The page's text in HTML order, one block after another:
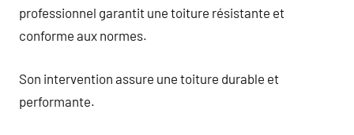
professionnel garantit une toiture résistante et
conforme aux normes.
Son intervention assure une toiture durable et
performante.